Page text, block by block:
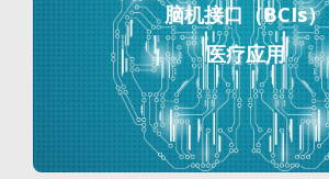
脑机接口（BCIs）
医疗应用